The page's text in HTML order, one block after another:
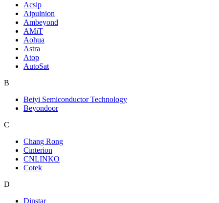
Acsip
Aipulnion
Ambeyond
AMiT
Aohua
Astra
Atop
AutoSat
B
Beiyi Semiconductor Technology
Beyondoor
C
Chang Rong
Cinterion
CNLINKO
Cotek
D
Dinstar